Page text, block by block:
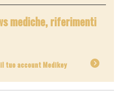
mediche, riferimenti
tuo account Medikey